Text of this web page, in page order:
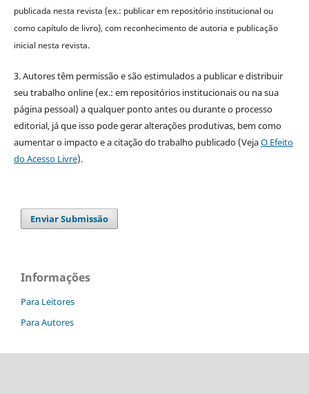
publicada nesta revista (ex.: publicar em repositório institucional ou
como capítulo de livro), com reconhecimento de autoria e publicação
inicial nesta revista.
3. Autores têm permissão e são estimulados a publicar e distribuir
seu trabalho online (ex.: em repositórios institucionais ou na sua
página pessoal) a qualquer ponto antes ou durante o processo
editorial, já que isso pode gerar alterações produtivas, bem como
aumentar o impacto e a citação do trabalho publicado (VejaO Efeito
do Acesso Livre).
Enviar Submissão
Informações
Para Leitores
Para Autores